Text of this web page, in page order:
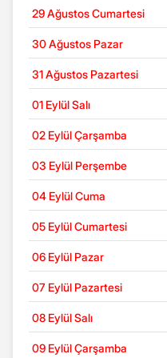
29 Ağustos Cumartesi
30 Ağustos Pazar
31 Ağustos Pazartesi
01 Eylül Salı
02 Eylül Çarşamba
03 Eylül Perşembe
04 Eylül Cuma
05 Eylül Cumartesi
06 Eylül Pazar
07 Eylül Pazartesi
08 Eylül Salı
09 Eylül Çarşamba